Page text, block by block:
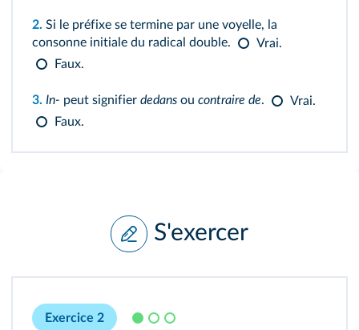
2. Si le préfixe se termine par une voyelle, la
consonne initiale du radical double.
Vrai.
Faux.
3. In‑ peut signifier dedans ou contraire de.
Vrai.
Faux.
S'exercer
Exercice 2